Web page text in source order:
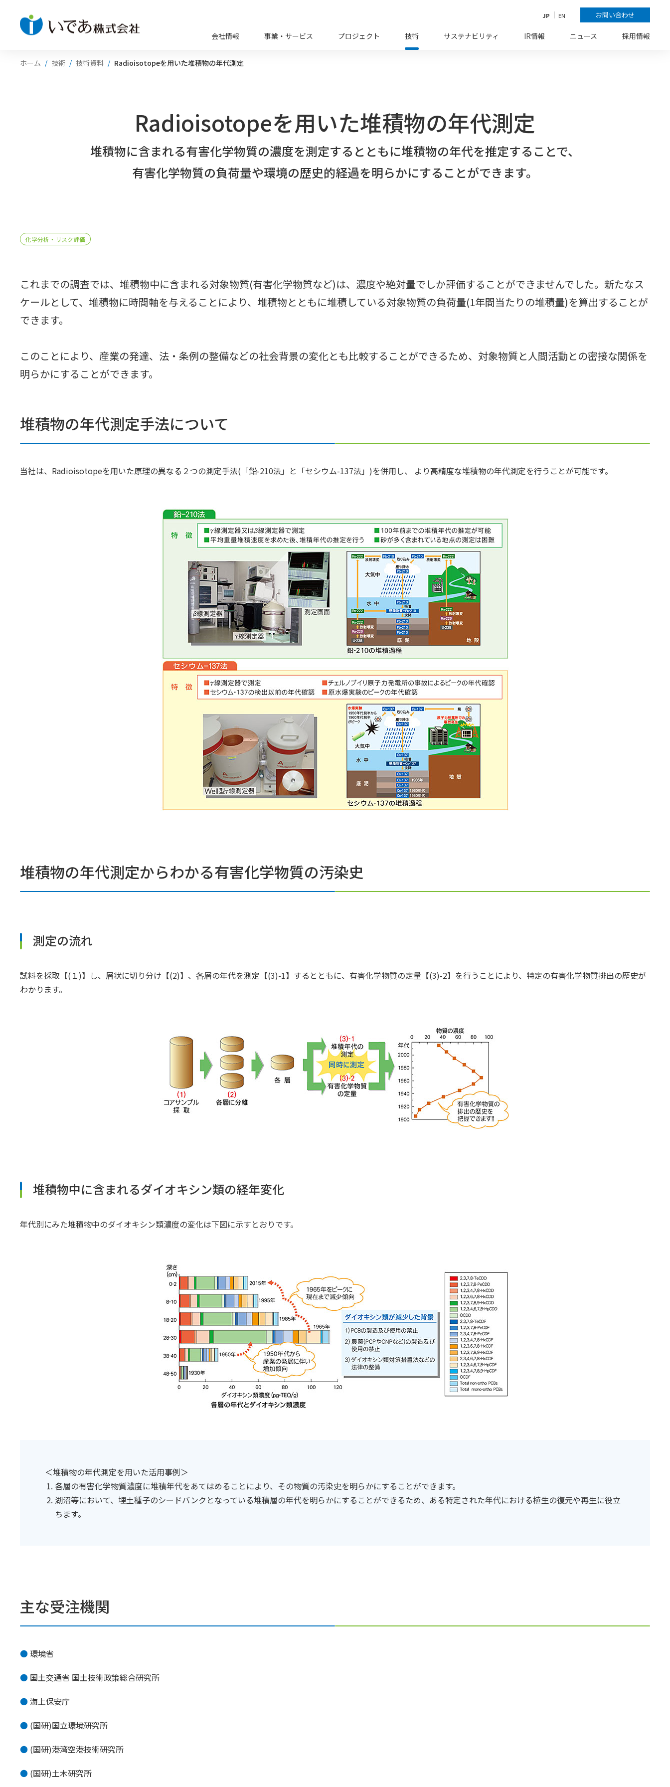
JP EN お問い合わせ
会社情報 事業・サービス プロジェクト 技術 サステナビリティ IR情報 ニュース 採用情報
ホーム 技術 技術資料 Radioisotopeを用いた堆積物の年代測定
Radioisotopeを用いた堆積物の年代測定
堆積物に含まれる有害化学物質の濃度を測定するとともに堆積物の年代を推定することで、
有害化学物質の負荷量や環境の歴史的経過を明らかにすることができます。
化学分析・リスク評価
これまでの調査では、堆積物中に含まれる対象物質(有害化学物質など)は、濃度や絶対量でしか評価することができませんでした。新たなス
ケールとして、堆積物に時間軸を与えることにより、堆積物とともに堆積している対象物質の負荷量(1年間当たりの堆積量)を算出することが
できます。
このことにより、産業の発達、法・条例の整備などの社会背景の変化とも比較することができるため、対象物質と人間活動との密接な関係を
明らかにすることができます。
堆積物の年代測定手法について
当社は、Radioisotopeを用いた原理の異なる２つの測定手法(「鉛-210法」と「セシウム-137法」)を併用し、 より高精度な堆積物の年代測定を行うことが可能です。
堆積物の年代測定からわかる有害化学物質の汚染史
測定の流れ
試料を採取【(１)】し、層状に切り分け【(2)】、各層の年代を測定【(3)-1】するとともに、有害化学物質の定量【(3)-2】を行うことにより、特定の有害化学物質排出の歴史が
わかります。
堆積物中に含まれるダイオキシン類の経年変化
年代別にみた堆積物中のダイオキシン類濃度の変化は下図に示すとおりです。
＜堆積物の年代測定を用いた活用事例＞
各層の有害化学物質濃度に堆積年代をあてはめることにより、その物質の汚染史を明らかにすることができます。
湖沼等において、埋土種子のシードバンクとなっている堆積層の年代を明らかにすることができるため、ある特定された年代における植生の復元や再生に役立
ちます。
主な受注機関
環境省
国土交通省 国土技術政策総合研究所
海上保安庁
(国研)国立環境研究所
(国研)港湾空港技術研究所
(国研)土木研究所